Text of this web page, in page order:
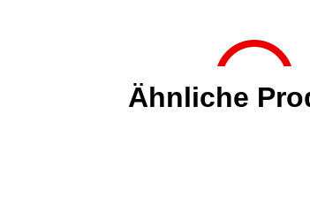
Ähnliche